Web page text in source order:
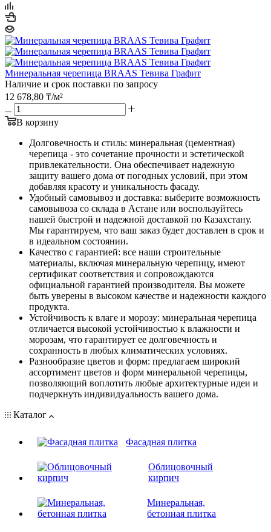
Минеральная черепица BRAAS Тевива Графит
Наличие и срок поставки по запросу
12 678,80 ₸/м²
В корзину
Долговечность и стиль: минеральная (цементная)
черепица - это сочетание прочности и эстетической
привлекательности. Она обеспечивает надежную
защиту вашего дома от погодных условий, при этом
добавляя красоту и уникальность фасаду.
Удобный самовывоз и доставка: выберите возможность
самовывоза со склада в Астане или воспользуйтесь
нашей быстрой и надежной доставкой по Казахстану.
Мы гарантируем, что ваш заказ будет доставлен в срок и
в идеальном состоянии.
Качество с гарантией: все наши строительные
материалы, включая минеральную черепицу, имеют
сертификат соответствия и сопровождаются
официальной гарантией производителя. Вы можете
быть уверены в высоком качестве и надежности каждого
продукта.
Устойчивость к влаге и морозу: минеральная черепица
отличается высокой устойчивостью к влажности и
морозам, что гарантирует ее долговечность и
сохранность в любых климатических условиях.
Разнообразие цветов и форм: предлагаем широкий
ассортимент цветов и форм минеральной черепицы,
позволяющий воплотить любые архитектурные идеи и
подчеркнуть индивидуальность вашего дома.
Каталог
Фасадная плитка
Облицовочный
кирпич
Минеральная,
бетонная плитка